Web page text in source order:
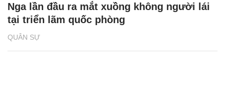
QUÂN SỰ
Nga lần đầu ra mắt xuồng không người lái
tại triển lãm quốc phòng